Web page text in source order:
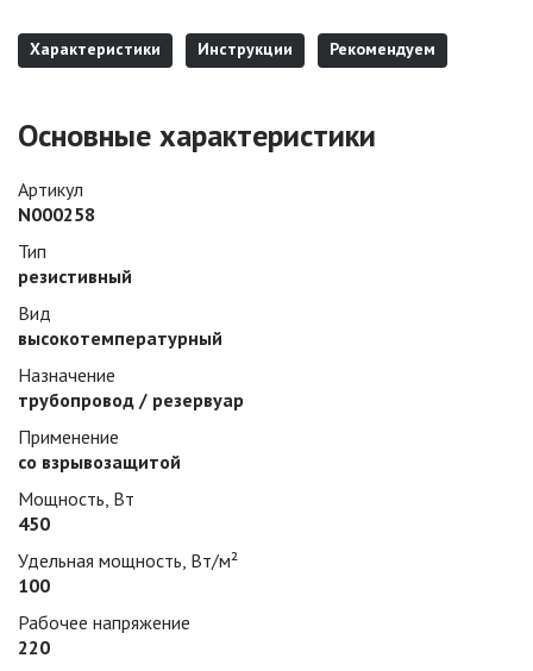
Характеристики Инструкции Рекомендуем
Основные характеристики
Артикул
N000258
Тип
резистивный
Вид
высокотемпературный
Назначение
трубопровод / резервуар
Применение
со взрывозащитой
Мощность, Вт
450
Удельная мощность, Вт/м²
100
Рабочее напряжение
220